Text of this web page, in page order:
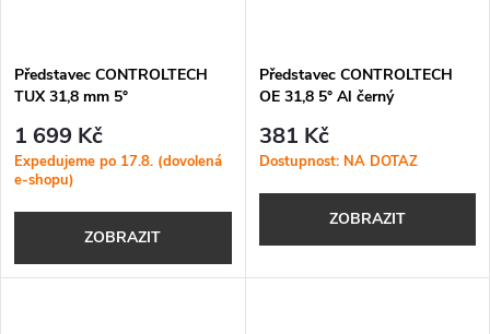
Představec CONTROLTECH
TUX 31,8 mm 5°
1 699 Kč
Expedujeme po 17.8. (dovolená
e-shopu)
ZOBRAZIT
Představec CONTROLTECH
OE 31,8 5° Al černý
381 Kč
Dostupnost: NA DOTAZ
ZOBRAZIT